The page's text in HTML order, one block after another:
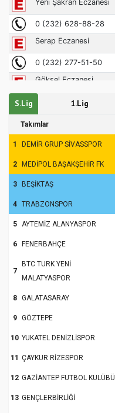
S.Lig 1.Lig
Takımlar
1 DEMİR GRUP SİVASSPOR
2 MEDİPOL BAŞAKŞEHİR FK
3 BEŞİKTAŞ
4 TRABZONSPOR
5 AYTEMİZ ALANYASPOR
6 FENERBAHÇE
7
BTC TURK YENİ
MALATYASPOR
8 GALATASARAY
9 GÖZTEPE
10 YUKATEL DENİZLİSPOR
11 ÇAYKUR RİZESPOR
12 GAZİANTEP FUTBOL KULÜBÜ
13 GENÇLERBİRLİĞİ